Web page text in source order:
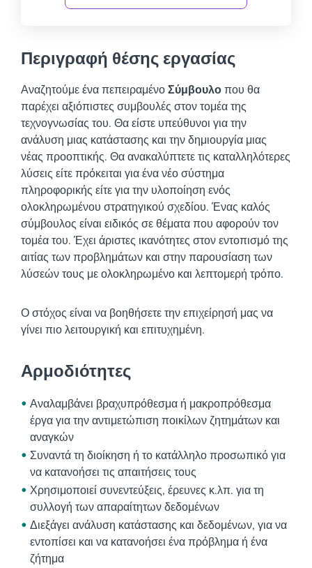
Περιγραφή θέσης εργασίας
Αναζητούμε ένα πεπειραμένο Σύμβουλο που θα
παρέχει αξιόπιστες συμβουλές στον τομέα της
τεχνογνωσίας του. Θα είστε υπεύθυνοι για την
ανάλυση μιας κατάστασης και την δημιουργία μιας
νέας προοπτικής. Θα ανακαλύπτετε τις καταλληλότερες
λύσεις είτε πρόκειται για ένα νέο σύστημα
πληροφορικής είτε για την υλοποίηση ενός
ολοκληρωμένου στρατηγικού σχεδίου. Ένας καλός
σύμβουλος είναι ειδικός σε θέματα που αφορούν τον
τομέα του. Έχει άριστες ικανότητες στον εντοπισμό της
αιτίας των προβλημάτων και στην παρουσίαση των
λύσεών τους με ολοκληρωμένο και λεπτομερή τρόπο.
Ο στόχος είναι να βοηθήσετε την επιχείρησή μας να
γίνει πιο λειτουργική και επιτυχημένη.
Αρμοδιότητες
Αναλαμβάνει βραχυπρόθεσμα ή μακροπρόθεσμα
έργα για την αντιμετώπιση ποικίλων ζητημάτων και
αναγκών
Συναντά τη διοίκηση ή το κατάλληλο προσωπικό για
να κατανοήσει τις απαιτήσεις τους
Χρησιμοποιεί συνεντεύξεις, έρευνες κ.λπ. για τη
συλλογή των απαραίτητων δεδομένων
Διεξάγει ανάλυση κατάστασης και δεδομένων, για να
εντοπίσει και να κατανοήσει ένα πρόβλημα ή ένα
ζήτημα